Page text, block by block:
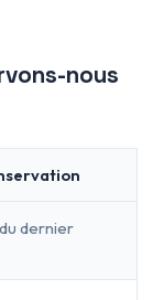
nous
dernier